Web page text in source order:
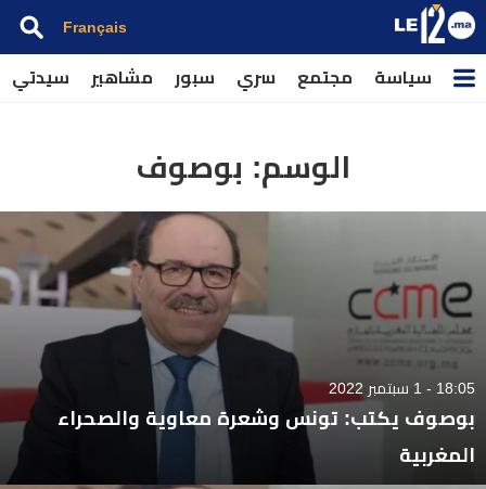
Français
سياسة مجتمع سري سبور مشاهير سيدتي
الوسم: بوصوف
18:05 - 1 سبتمبر 2022
بوصوف يكتب: تونس وشعرة معاوية والصحراء
المغربية